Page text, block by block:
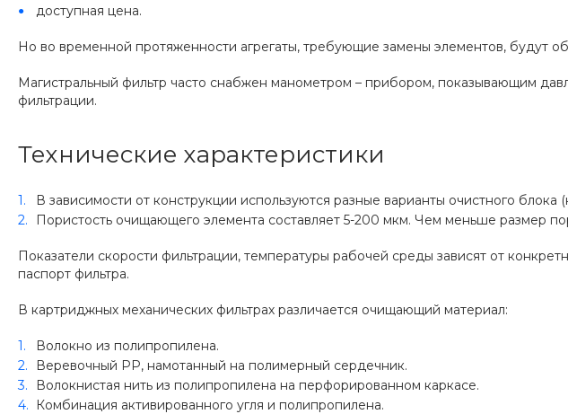
доступная цена.
Но во временной протяженности агрегаты, требующие замены элементов, будут
Магистральный фильтр часто снабжен манометром – прибором, показывающим
фильтрации.
Технические характеристики
В зависимости от конструкции используются разные варианты очистного блока
Пористость очищающего элемента составляет 5-200 мкм. Чем меньше размер
Показатели скорости фильтрации, температуры рабочей среды зависят от
паспорт фильтра.
В картриджных механических фильтрах различается очищающий материал:
Волокно из полипропилена.
Веревочный PP, намотанный на полимерный сердечник.
Волокнистая нить из полипропилена на перфорированном каркасе.
Комбинация активированного угля и полипропилена.